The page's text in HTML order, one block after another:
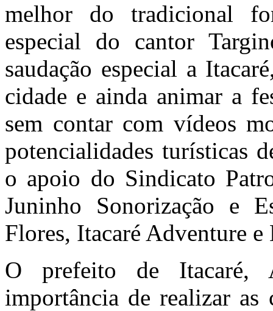
melhor do tradicional
especial do cantor
saudação especial a
cidade e ainda animar a
sem contar com vídeos
potencialidades turísticas
o apoio do Sindicato
Juninho Sonorização e
Flores, Itacaré Adventure e
O prefeito de Itacaré,
importância de realizar as